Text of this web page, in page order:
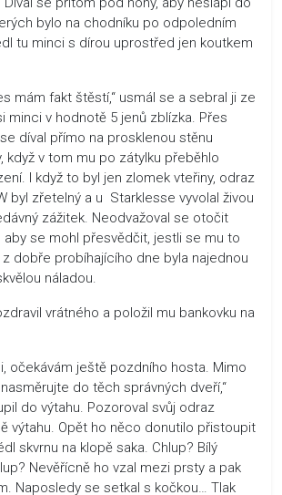
bylo na chodníku po odpoledním
tu minci s dírou uprostřed jen koutkem
mám fakt štěstí,“ usmál se a sebral ji ze
minci v hodnotě 5 jenů zblízka. Přes
díval přímo na prosklenou stěnu
když v tom mu po zátylku přeběhlo
I když to byl jen zlomek vteřiny, odraz
byl zřetelný a u Starklesse vyvolal živou
zážitek. Neodvažoval se otočit
aby se mohl přesvědčit, jestli se mu to
dobře probíhajícího dne byla najednou
náladou.
vrátného a položil mu bankovku na
očekávám ještě pozdního hosta. Mimo
do těch správných dveří,“
do výtahu. Pozoroval svůj odraz
výtahu. Opět ho něco donutilo přistoupit
skvrnu na klopě saka. Chlup? Bílý
Nevěřícně ho vzal mezi prsty a pak
Naposledy se setkal s kočkou… Tlak